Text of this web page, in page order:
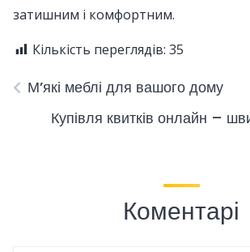
затишним і комфортним.
Кількість переглядів: 35
М’які меблі для вашого дому
Купівля квитків онлайн –
Коментарі